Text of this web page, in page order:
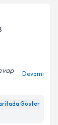
Devamı
Göster